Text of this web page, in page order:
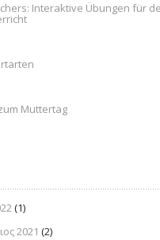
Interaktive Übungen für
Muttertag
(1)
2021 (2)